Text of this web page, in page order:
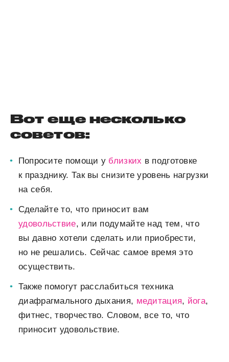
Вот еще несколько
советов:
Попросите помощи у близких в подготовке
к празднику. Так вы снизите уровень нагрузки
на себя.
Сделайте то, что приносит вам
удовольствие, или подумайте над тем, что
вы давно хотели сделать или приобрести,
но не решались. Сейчас самое время это
осуществить.
Также помогут расслабиться техника
диафрагмального дыхания, медитация, йога,
фитнес, творчество. Словом, все то, что
приносит удовольствие.